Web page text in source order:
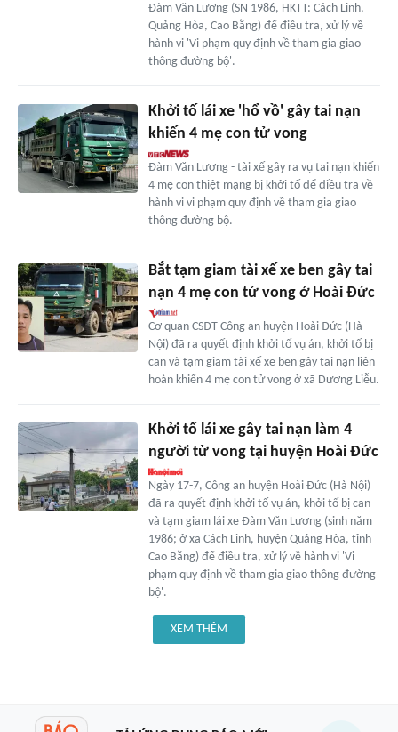
Đàm Văn Lương (SN 1986, HKTT: Cách Linh,
Quảng Hòa, Cao Bằng) để điều tra, xử lý về
hành vi 'Vi phạm quy định về tham gia giao
thông đường bộ'.
Khởi tố lái xe 'hổ vồ' gây tai nạn
khiến 4 mẹ con tử vong
Đàm Văn Lương - tài xế gây ra vụ tai nạn khiến
4 mẹ con thiệt mạng bị khởi tố để điều tra về
hành vi vi phạm quy định về tham gia giao
thông đường bộ.
Bắt tạm giam tài xế xe ben gây tai
nạn 4 mẹ con tử vong ở Hoài Đức
Cơ quan CSĐT Công an huyện Hoài Đức (Hà
Nội) đã ra quyết định khởi tố vụ án, khởi tố bị
can và tạm giam tài xế xe ben gây tai nạn liên
hoàn khiến 4 mẹ con tử vong ở xã Dương Liễu.
Khởi tố lái xe gây tai nạn làm 4
người tử vong tại huyện Hoài Đức
Ngày 17-7, Công an huyện Hoài Đức (Hà Nội)
đã ra quyết định khởi tố vụ án, khởi tố bị can
và tạm giam lái xe Đàm Văn Lương (sinh năm
1986; ở xã Cách Linh, huyện Quảng Hòa, tỉnh
Cao Bằng) để điều tra, xử lý về hành vi 'Vi
phạm quy định về tham gia giao thông đường
bộ'.
XEM THÊM